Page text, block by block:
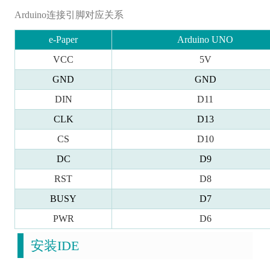
Arduino连接引脚对应关系
e-Paper
Arduino UNO
VCC
5V
GND
GND
DIN
D11
CLK
D13
CS
D10
DC
D9
RST
D8
BUSY
D7
PWR
D6
安装IDE